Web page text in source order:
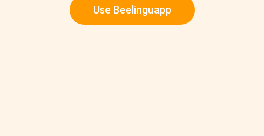
Use Beelinguapp